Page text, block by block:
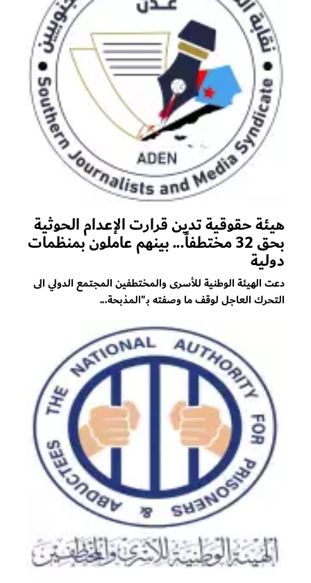
هيئة حقوقية تدين قرارت الإعدام الحوثية
بحق 32 مختطفاً... بينهم عاملون بمنظمات
دولية
دعت الهيئة الوطنية للأسرى والمختطفين المجتمع الدولي الى
التحرك العاجل لوقف ما وصفته بـ"المذبحة...